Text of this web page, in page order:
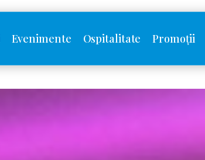
Evenimente Ospitalitate Promoții